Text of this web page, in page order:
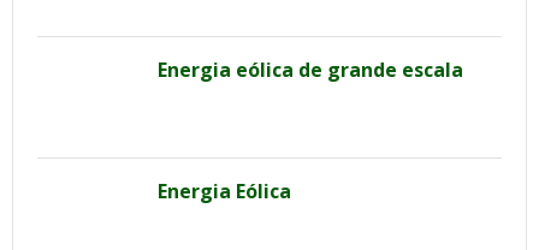
Energia eólica de grande escala
Energia Eólica